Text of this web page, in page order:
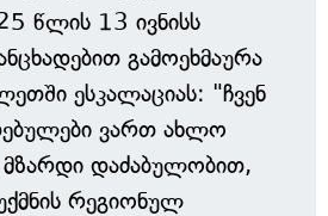
წლის 13 ივნისს
გამოეხმაურა
ესკალაციას: "ჩვენ
ვართ ახლო
დაძაბულობით,
რეგიონულ